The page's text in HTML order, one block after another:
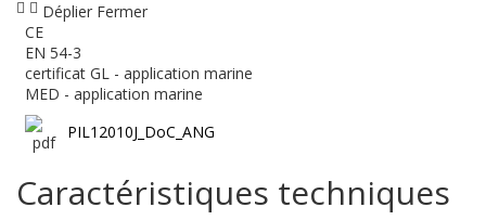
Déplier Fermer
CE
EN 54-3
certificat GL - application marine
MED - application marine
PIL12010J_DoC_ANG
Caractéristiques techniques